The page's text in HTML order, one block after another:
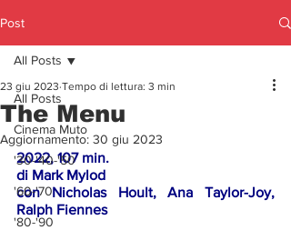
Post
All Posts
Cinema Muto
'30-'40-'50
'60-'70
'80-'90
All Posts
The Menu
23 giu 2023 Tempo di lettura: 3 min
Aggiornamento: 30 giu 2023
2022, 107 min.
di Mark Mylod
con Nicholas Hoult, Ana Taylor-Joy,
Ralph Fiennes